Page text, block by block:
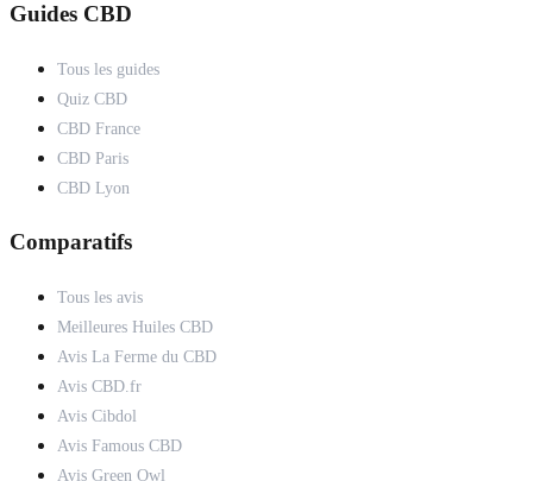
Guides CBD
Tous les guides
Quiz CBD
CBD France
CBD Paris
CBD Lyon
Comparatifs
Tous les avis
Meilleures Huiles CBD
Avis La Ferme du CBD
Avis CBD.fr
Avis Cibdol
Avis Famous CBD
Avis Green Owl